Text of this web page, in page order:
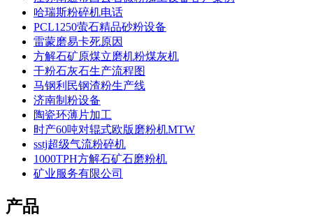
哈瑞斯粉碎机电话
PCL1250萤石精品砂粉设备
雷蒙磨易卡死原因
方解石矿原煤立磨机粉煤灰机
干粉石灰石生产流程图
马钢利民钢渣粉生产线
济南制粉设备
陶瓷环薄片加工
时产60吨对辊式欧版磨粉机MTW
sstj超级气流粉碎机
1000TPH方解石矿石磨粉机
矿业服务有限公司
产品